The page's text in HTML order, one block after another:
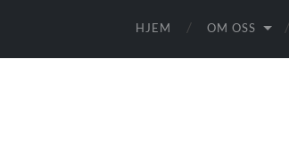
HJEM OM OSS